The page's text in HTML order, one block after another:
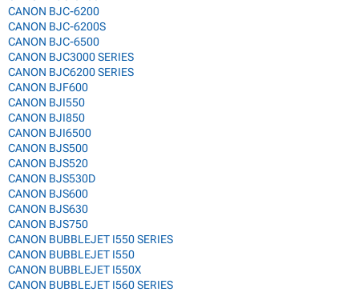
CANON BJC-6200
CANON BJC-6200S
CANON BJC-6500
CANON BJC3000 SERIES
CANON BJC6200 SERIES
CANON BJF600
CANON BJI550
CANON BJI850
CANON BJI6500
CANON BJS500
CANON BJS520
CANON BJS530D
CANON BJS600
CANON BJS630
CANON BJS750
CANON BUBBLEJET I550 SERIES
CANON BUBBLEJET I550
CANON BUBBLEJET I550X
CANON BUBBLEJET I560 SERIES